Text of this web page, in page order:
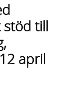
till
april